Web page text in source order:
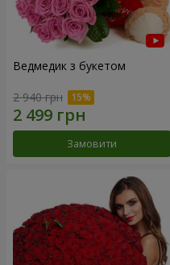
Ведмедик з букетом
2 940 грн
Замовити